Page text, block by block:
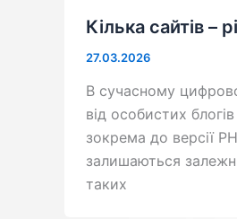
Кілька сайтів –
27.03.2026
В сучасному
від особистих
зокрема до версії
залишаються
таких